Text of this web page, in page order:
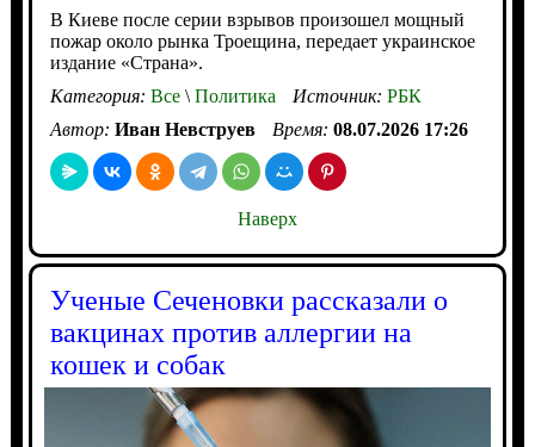
В Киеве после серии взрывов произошел мощный
пожар около рынка Троещина, передает украинское
издание «Страна».
Категория: Все\Политика Источник: РБК
Автор: Иван Невструев Время: 08.07.2026 17:26
Наверх
Ученые Сеченовки рассказали о
вакцинах против аллергии на
кошек и собак